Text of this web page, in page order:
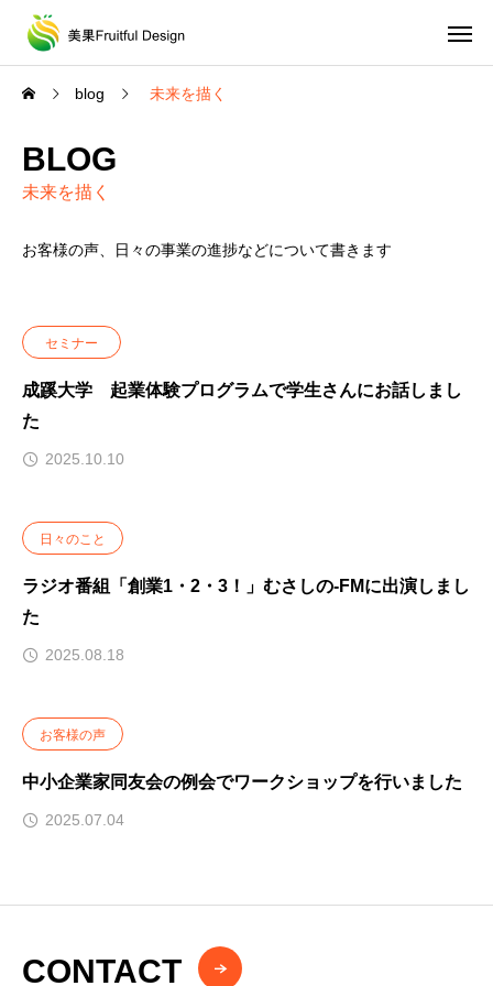
blog 未来を描く
BLOG
未来を描く
お客様の声、日々の事業の進捗などについて書きます
セミナー
成蹊大学 起業体験プログラムで学生さんにお話しまし
た
2025.10.10
日々のこと
ラジオ番組「創業1・2・3！」むさしの-FMに出演しまし
た
2025.08.18
お客様の声
中小企業家同友会の例会でワークショップを行いました
2025.07.04
CONTACT